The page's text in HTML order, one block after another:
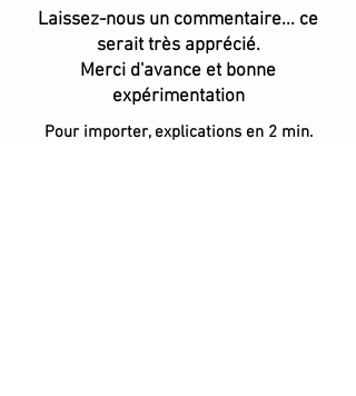
Laissez-nous un commentaire... ce
serait très apprécié.
Merci d'avance et bonne
expérimentation
Pour importer, explications en 2 min.